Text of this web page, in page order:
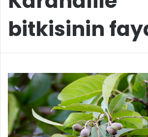
bitkisinin